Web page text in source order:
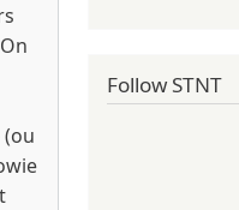
(ou
Follow STNT